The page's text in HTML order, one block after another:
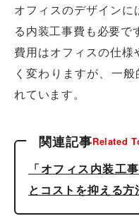
オフィスのデザイン
る内装工事費も必要で
費用はオフィスの仕様
く変わりますが、一
れています。
関連記事Related
「オフィス内装工
とコストを抑える方